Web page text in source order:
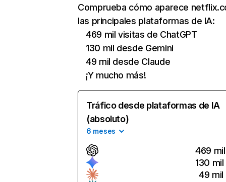
Comprueba cómo aparece
las principales plataformas de IA:
469 mil visitas de ChatGPT
130 mil desde Gemini
49 mil desde Claude
¡Y mucho más!
Tráfico desde plataformas de IA
(absoluto)
6 meses
469 mil
130 mil
49 mil